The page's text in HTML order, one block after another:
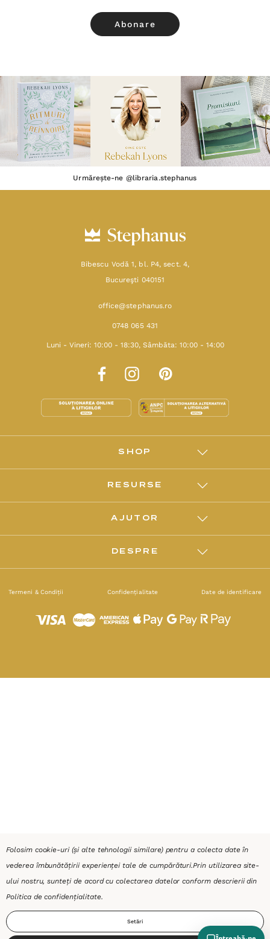
Urmărește-ne @libraria.stephanus
Bibescu Vodă 1, bl. P4, sect. 4,
Bucureşti 040151
office@stephanus.ro
0748 065 431
Luni - Vineri: 10:00 - 18:30, Sâmbăta: 10:00 - 14:00
SHOP
RESURSE
AJUTOR
DESPRE
Termeni & Condiții Confidențialitate Date de identificare
Folosim cookie-uri (și alte tehnologii similare) pentru a colecta date în
vederea îmbunătățirii experienței tale de cumpărături.Prin utilizarea site-
ului nostru, sunteți de acord cu colectarea datelor conform descrierii din
Politica de confidențialitate.
Setări